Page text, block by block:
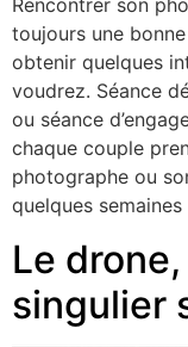
Rencontrer son
toujours une
obtenir quelques
voudrez. Séance
ou séance
chaque couple
photographe ou
quelques
Le
singulier